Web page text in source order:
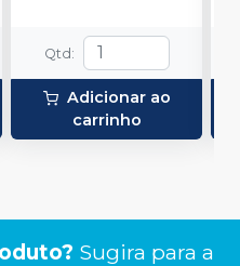
Qtd:
Adicionar ao
carrinho
Sugira para a